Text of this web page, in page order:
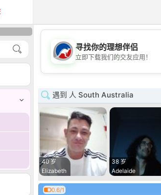
💖
寻找你的理想伴侣
立即下载我们的交友应用！
遇到 人 South Australia
40 岁
Elizabeth
38 岁
Adelaide
0.6/1